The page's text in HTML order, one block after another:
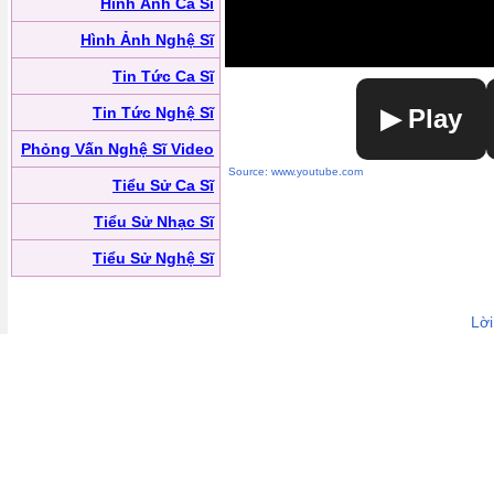
Hình Ảnh Nghệ Sĩ
Tin Tức Ca Sĩ
Tin Tức Nghệ Sĩ
Phỏng Vấn Nghệ Sĩ Video
Tiểu Sử Ca Sĩ
Tiểu Sử Nhạc Sĩ
Tiểu Sử Nghệ Sĩ
▶ Play
Source: www.youtube.com